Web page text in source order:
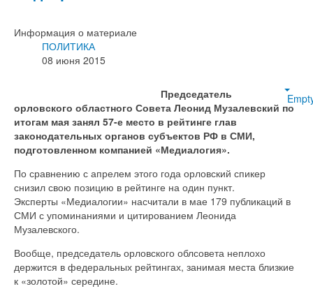
Информация о материале
ПОЛИТИКА
08 июня 2015
Председатель
орловского областного Совета Леонид Музалевский по
итогам мая занял 57-е место в рейтинге глав
законодательных органов субъектов РФ в СМИ,
подготовленном компанией «Медиалогия».
По сравнению с апрелем этого года орловский спикер
снизил свою позицию в рейтинге на один пункт.
Эксперты «Медиалогии» насчитали в мае 179 публикаций в
СМИ с упоминаниями и цитированием Леонида
Музалевского.
Вообще, председатель орловского облсовета неплохо
держится в федеральных рейтингах, занимая места близкие
к «золотой» середине.